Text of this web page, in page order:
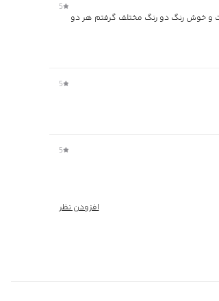
5
و خوش دوخت و خوش رنگ دو رنگ مختلف گرفتم هر دو
5
5
افزودن نظر